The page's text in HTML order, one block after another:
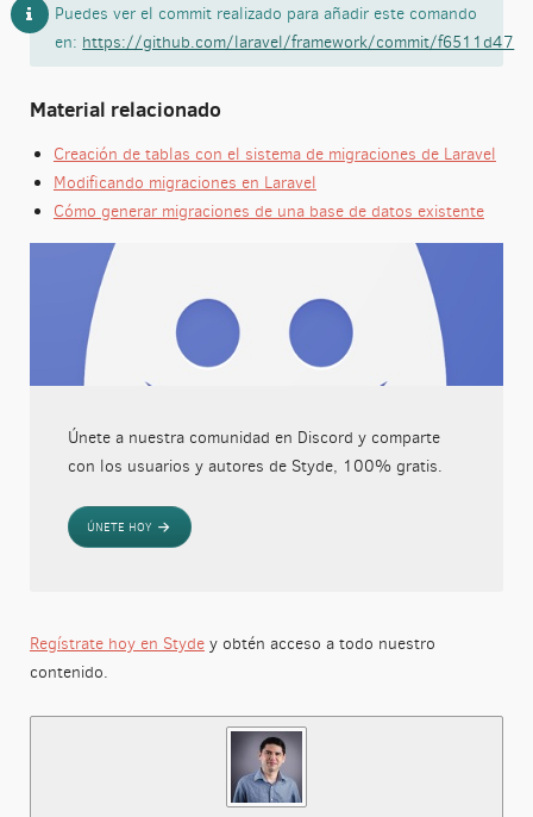
Puedes ver el commit realizado para añadir este comando
en: https://github.com/laravel/framework/commit/f6511d47
Material relacionado
Creación de tablas con el sistema de migraciones de Laravel
Modificando migraciones en Laravel
Cómo generar migraciones de una base de datos existente
Únete a nuestra comunidad en Discord y comparte
con los usuarios y autores de Styde, 100% gratis.
ÚNETE HOY
Regístrate hoy en Stydey obtén acceso a todo nuestro
contenido.